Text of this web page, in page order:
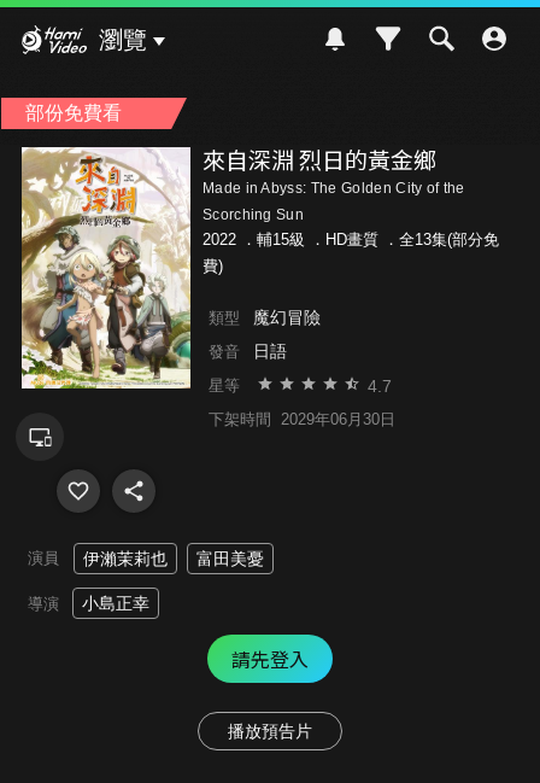
瀏覽
部份免費看
來自深淵 烈日的黃金鄉
Made in Abyss: The Golden City of the
Scorching Sun
2022 ． 輔15級
．HD畫質 ．全13集(部分免
費)
類型 魔幻冒險
發音 日語
星等 4.7
下架時間 2029年06月30日
演員 伊瀨茉莉也 富田美憂
導演 小島正幸
請先登入
播放預告片